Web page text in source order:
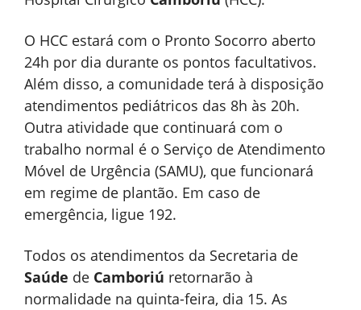
O HCC estará com o Pronto Socorro aberto
24h por dia durante os pontos facultativos.
Além disso, a comunidade terá à disposição
atendimentos pediátricos das 8h às 20h.
Outra atividade que continuará com o
trabalho normal é o Serviço de Atendimento
Móvel de Urgência (SAMU), que funcionará
em regime de plantão. Em caso de
emergência, ligue 192.
Todos os atendimentos da Secretaria de
Saúde de Camboriú retornarão à
normalidade na quinta-feira, dia 15. As